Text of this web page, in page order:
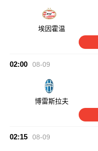
埃因霍温
02:00 08-09
博雷斯拉夫
02:15 08-09